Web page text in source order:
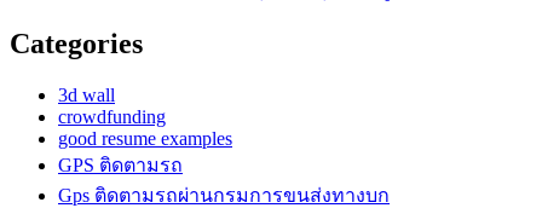
Categories
3d wall
crowdfunding
good resume examples
GPS ติดตามรถ
Gps ติดตามรถผ่านกรมการขนส่งทางบก